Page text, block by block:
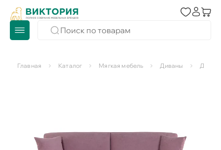
Главная Каталог Мягкая мебель Диваны